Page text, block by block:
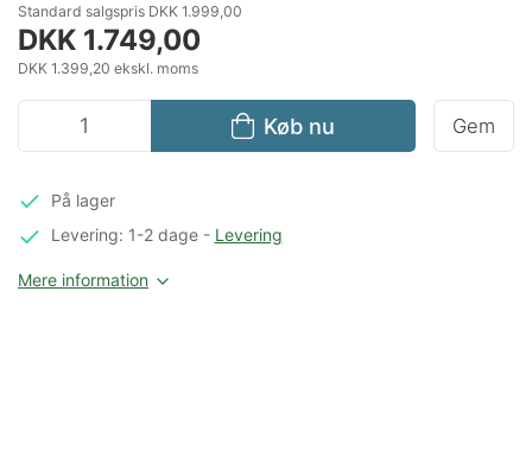
Standard salgspris DKK 1.999,00
DKK 1.749,00
DKK 1.399,20 ekskl. moms
Køb nu Gem
På lager
Levering: 1-2 dage- Levering
Mere information